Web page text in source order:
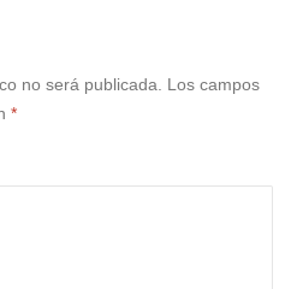
no será publicada.
Los campos
*